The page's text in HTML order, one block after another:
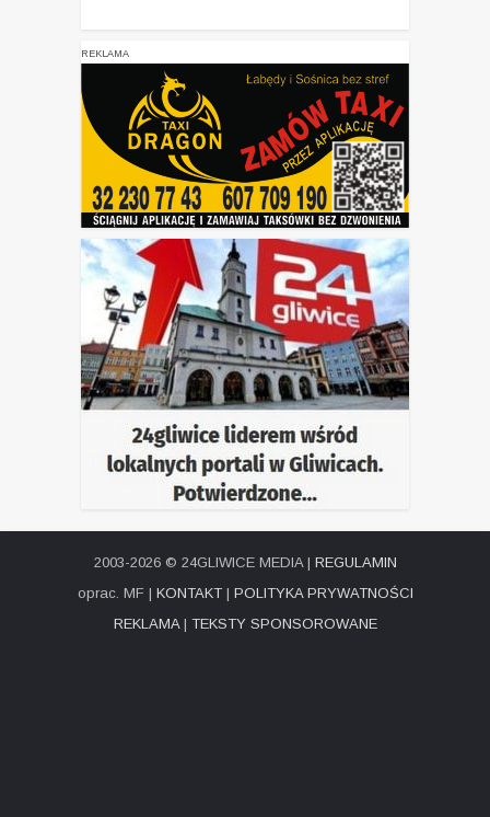
REKLAMA
2003-2026 © 24GLIWICE MEDIA | REGULAMIN
oprac. MF | KONTAKT| POLITYKA PRYWATNOŚCI
REKLAMA| TEKSTY SPONSOROWANE